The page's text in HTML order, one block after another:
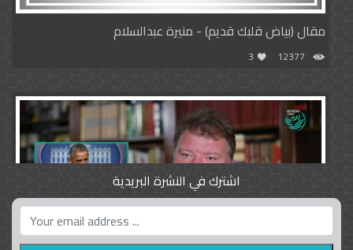
مقال (بياض قلبك قديم) - منيرة عبدالسلام
12377
3
اشترك في النشرة البريدية